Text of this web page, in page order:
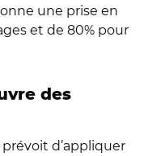
une prise en
et de 80% pour
des
d’appliquer